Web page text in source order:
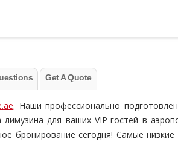
Get A Quote
. Наши профессионально
для ваших VIP-гостей в
бронирование сегодня! Самые